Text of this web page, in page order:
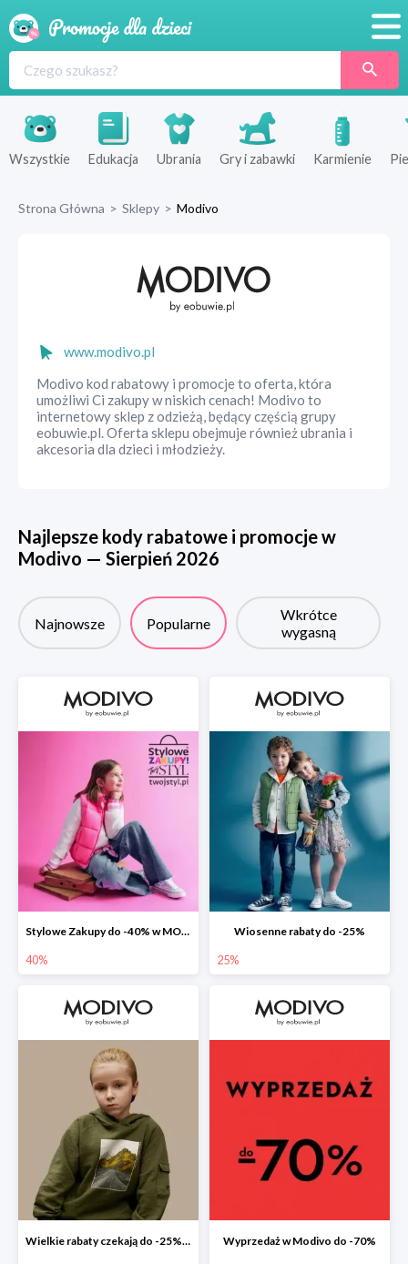
Produkty
Sklepy
Wszystkie Edukacja Ubrania Gry i zabawki Karmienie
Strona Główna > Sklepy > Modivo
www.modivo.pl
Modivo kod rabatowy i promocje to oferta, która
umożliwi Ci zakupy w niskich cenach! Modivo to
internetowy sklep z odzieżą, będący częścią grupy
eobuwie.pl. Oferta sklepu obejmuje również ubrania i
akcesoria dla dzieci i młodzieży.
Najlepsze kody rabatowe i promocje w
Modivo — Sierpień 2026
Najnowsze Popularne
Wkrótce
wygasną
Stylowe Zakupy do -40% w MODIVO
40%
Wiosenne rabaty do -25%
25%
Wielkie rabaty czekają do -25% na nieprzecenione produkty Wyprzedaż w Modivo do -70%